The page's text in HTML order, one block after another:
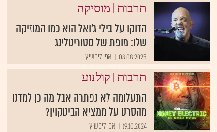
תרבות | מוסיקה
הדוקו על בילי ג'ואל הוא כמו המוזיקה
שלו: מופת של סטוריטלינג
08.08.2025 אפי ליפשיץ
תרבות | קולנוע
התעלומה לא נפתרה אבל מה כן למדנו
מהסרט על ממציא הביטקוין?
19.10.2024 אפי ליפשיץ